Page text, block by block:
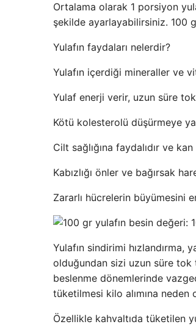
Ortalama olarak 1 porsiyon
şekilde ayarlayabilirsiniz. 100
Yulafın faydaları nelerdir?
Yulafın içerdiği mineraller ve
Yulaf enerji verir, uzun süre
Kötü kolesterolü düşürmeye
Cilt sağlığına faydalıdır ve
Kabızlığı önler ve bağırsak
Zararlı hücrelerin büyümesini
Yulafın sindirimi
olduğundan sizi uzun süre tok
beslenme dönemlerinde
tüketilmesi kilo alımına neden
Özellikle kahvaltıda tüketilen